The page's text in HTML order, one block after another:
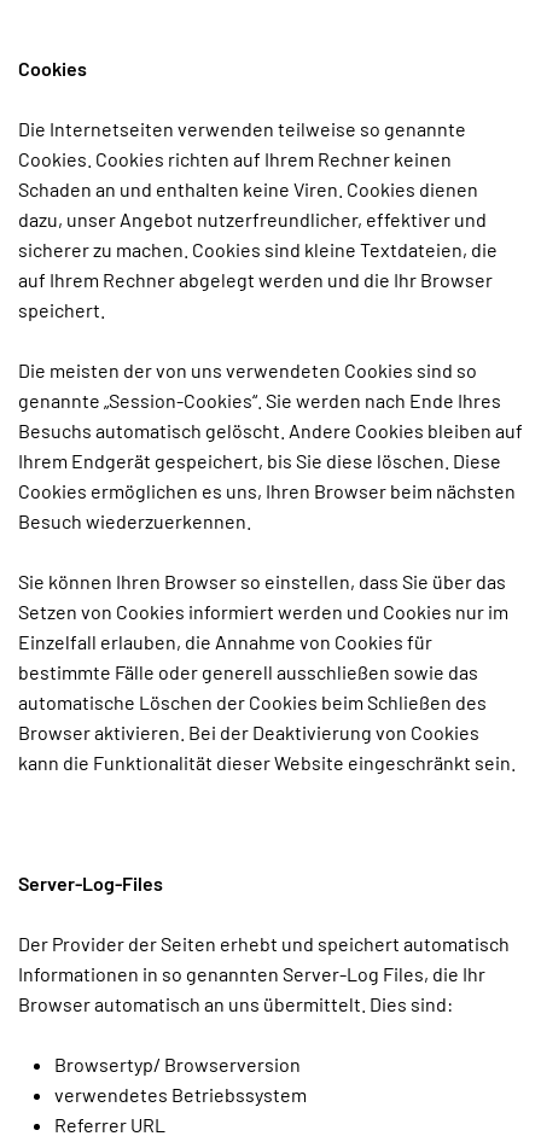
Cookies
Die Internetseiten verwenden teilweise so genannte
Cookies. Cookies richten auf Ihrem Rechner keinen
Schaden an und enthalten keine Viren. Cookies dienen
dazu, unser Angebot nutzerfreundlicher, effektiver und
sicherer zu machen. Cookies sind kleine Textdateien, die
auf Ihrem Rechner abgelegt werden und die Ihr Browser
speichert.
Die meisten der von uns verwendeten Cookies sind so
genannte „Session-Cookies“. Sie werden nach Ende Ihres
Besuchs automatisch gelöscht. Andere Cookies bleiben auf
Ihrem Endgerät gespeichert, bis Sie diese löschen. Diese
Cookies ermöglichen es uns, Ihren Browser beim nächsten
Besuch wiederzuerkennen.
Sie können Ihren Browser so einstellen, dass Sie über das
Setzen von Cookies informiert werden und Cookies nur im
Einzelfall erlauben, die Annahme von Cookies für
bestimmte Fälle oder generell ausschließen sowie das
automatische Löschen der Cookies beim Schließen des
Browser aktivieren. Bei der Deaktivierung von Cookies
kann die Funktionalität dieser Website eingeschränkt sein.
Server-Log-Files
Der Provider der Seiten erhebt und speichert automatisch
Informationen in so genannten Server-Log Files, die Ihr
Browser automatisch an uns übermittelt. Dies sind:
Browsertyp/ Browserversion
verwendetes Betriebssystem
Referrer URL